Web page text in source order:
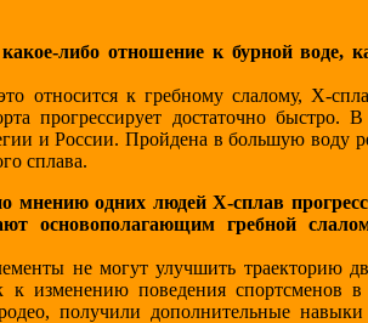
либо отношение к бурной воде,
относится к гребному слалому, Х-
прогрессирует достаточно быстро.
и России. Пройдена в большую воду
сплава.
одних людей Х-сплав
основополагающим гребной
не могут улучшить траекторию
к изменению поведения спортсменов
получили дополнительные